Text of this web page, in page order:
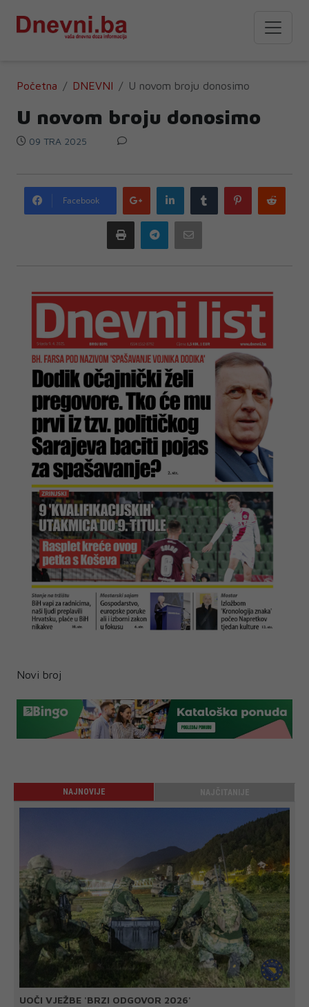
Početna DNEVNI U novom broju donosimo
U novom broju donosimo
09 TRA 2025
Facebook
Google
plus
LinkedIn Tumblr Pinterest
Print Telegram
Novi broj
NAJNOVIJE
UOČI VJEŽBE 'BRZI ODGOVOR 2026'